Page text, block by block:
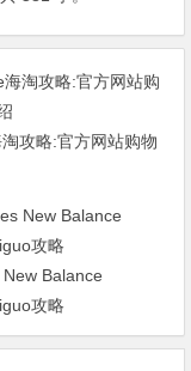
攻略:官方网站购物
Balance
攻略